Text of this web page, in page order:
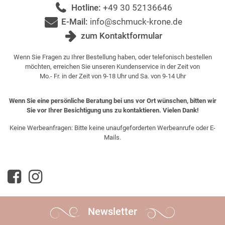
Hotline: +49 30 52136646
E-Mail: info@schmuck-krone.de
zum Kontaktformular
Wenn Sie Fragen zu Ihrer Bestellung haben, oder telefonisch bestellen
möchten, erreichen Sie unseren Kundenservice in der Zeit von
Mo.- Fr. in der Zeit von 9-18 Uhr und Sa. von 9-14 Uhr
Wenn Sie eine persönliche Beratung bei uns vor Ort wünschen, bitten wir
Sie vor Ihrer Besichtigung uns zu kontaktieren. Vielen Dank!
Keine Werbeanfragen: Bitte keine unaufgeforderten Werbeanrufe oder E-
Mails.
Newsletter